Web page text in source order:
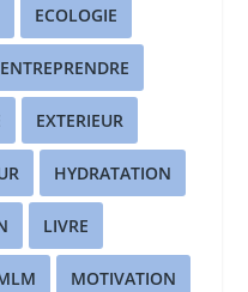
ECOLOGIE
ENTREPRENDRE
EXTERIEUR
HYDRATATION
LIVRE
MOTIVATION